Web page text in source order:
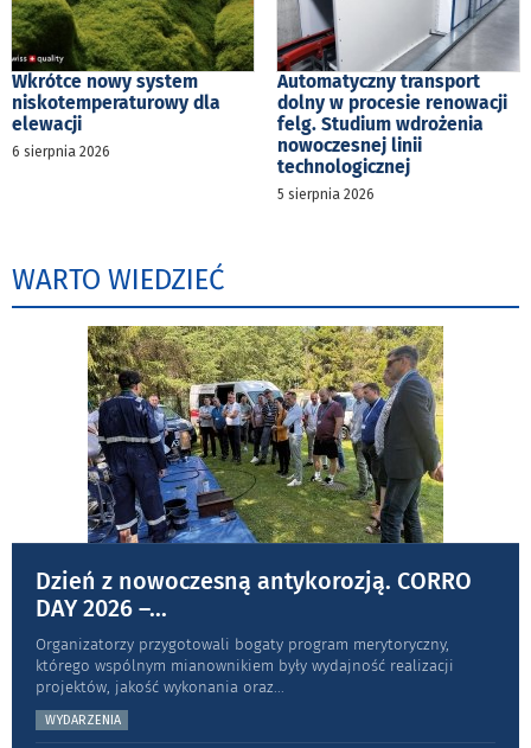
Wkrótce nowy system
niskotemperaturowy dla
elewacji
6 sierpnia 2026
Automatyczny transport
dolny w procesie renowacji
felg. Studium wdrożenia
nowoczesnej linii
technologicznej
5 sierpnia 2026
WARTO WIEDZIEĆ
Dzień z nowoczesną antykorozją. CORRO
DAY 2026 –...
Organizatorzy przygotowali bogaty program merytoryczny,
którego wspólnym mianownikiem były wydajność realizacji
projektów, jakość wykonania oraz...
WYDARZENIA